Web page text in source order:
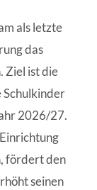
als letzte
das
Ziel ist die
Schulkinder
2026/27.
fördert den
seinen